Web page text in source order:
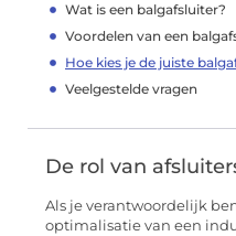
Wat is een balgafsluiter?
Voordelen van een
Hoe kies je de juiste
Veelgestelde vragen
De rol van
Als je verantwoordelijk
optimalisatie van een